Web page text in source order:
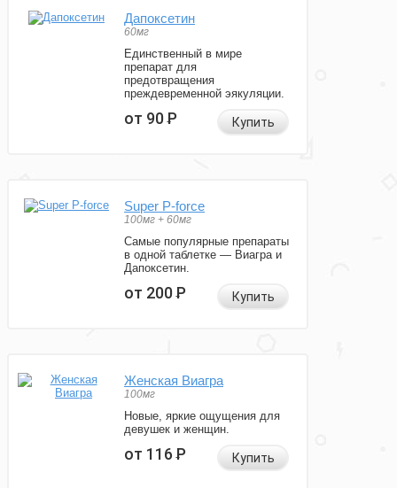
Дапоксетин
60мг
Единственный в мире
препарат для
предотвращения
преждевременной эякуляции.
от 90Р Купить
Super P-force
100мг + 60мг
Самые популярные препараты
в одной таблетке — Виагра и
Дапоксетин.
от 200Р Купить
Женская Виагра
100мг
Новые, яркие ощущения для
девушек и женщин.
от 116Р Купить